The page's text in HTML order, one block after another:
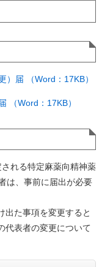
）届 （Word：17KB）
（Word：17KB）
れる特定麻薬向精神薬
は、事前に届出が必要
出た事項を変更すると
代表者の変更について